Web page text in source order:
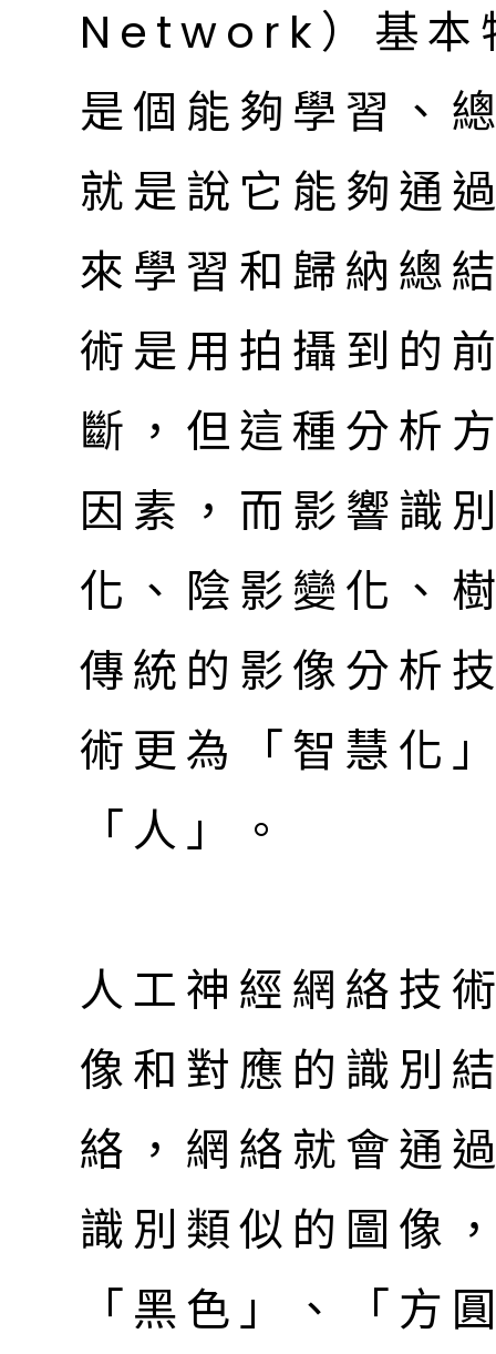
Network）基本
是個能夠學習、
就是說它能夠通
來學習和歸納總
術是用拍攝到的
斷，但這種分析
因素，而影響識
化、陰影變化、
傳統的影像分析
術更為「智慧化
「人」。
人工神經網絡技
像和對應的識別
絡，網絡就會通
識別類似的圖像
「黑色」、「方